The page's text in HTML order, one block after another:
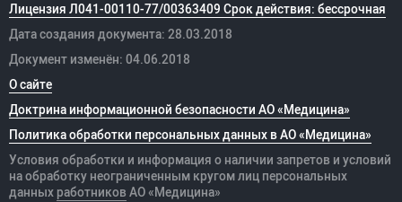
Лицензия Л041-00110-77/00363409 Срок действия: бессрочная
Дата создания документа: 28.03.2018
Документ изменён: 04.06.2018
О сайте
Доктрина информационной безопасности АО «Медицина»
Политика обработки персональных данных в АО «Медицина»
Условия обработки и информация о наличии запретов и условий
на обработку неограниченным кругом лиц персональных
данных работников АО «Медицина»